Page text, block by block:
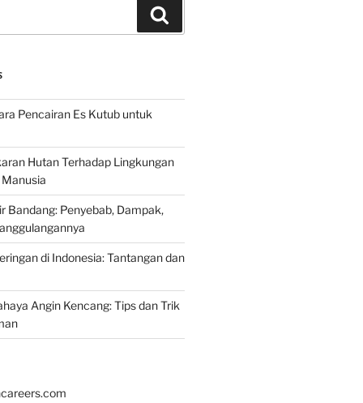
Pencairan Es Kutub untuk
Hutan Terhadap Lingkungan
Bandang: Penyebab, Dampak,
di Indonesia: Tantangan dan
Angin Kencang: Tips dan Trik